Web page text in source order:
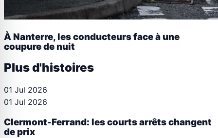
À Nanterre, les conducteurs face à une
coupure de nuit
Plus d'histoires
01 Jul 2026
01 Jul 2026
Clermont-Ferrand: les courts arrêts changent
de prix